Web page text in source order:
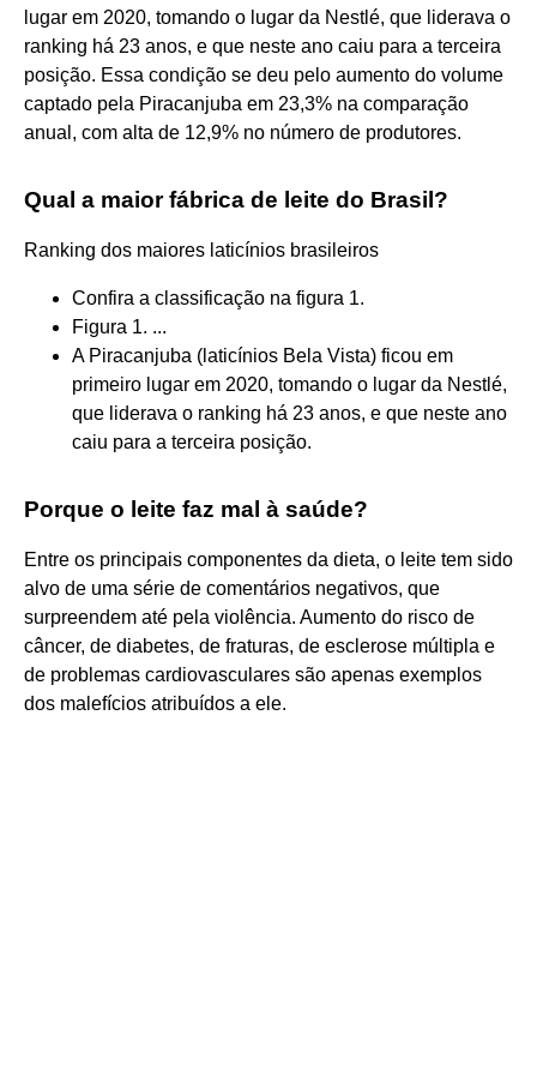
lugar em 2020, tomando o lugar da Nestlé, que liderava o
ranking há 23 anos, e que neste ano caiu para a terceira
posição. Essa condição se deu pelo aumento do volume
captado pela Piracanjuba em 23,3% na comparação
anual, com alta de 12,9% no número de produtores.
Qual a maior fábrica de leite do Brasil?
Ranking dos maiores laticínios brasileiros
Confira a classificação na figura 1.
Figura 1. ...
A Piracanjuba (laticínios Bela Vista) ficou em
primeiro lugar em 2020, tomando o lugar da Nestlé,
que liderava o ranking há 23 anos, e que neste ano
caiu para a terceira posição.
Porque o leite faz mal à saúde?
Entre os principais componentes da dieta, o leite tem sido
alvo de uma série de comentários negativos, que
surpreendem até pela violência. Aumento do risco de
câncer, de diabetes, de fraturas, de esclerose múltipla e
de problemas cardiovasculares são apenas exemplos
dos malefícios atribuídos a ele.